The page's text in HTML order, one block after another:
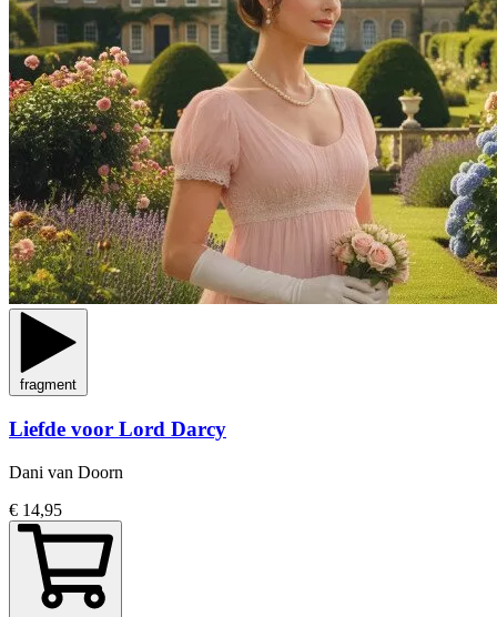
fragment
Liefde voor Lord Darcy
Dani van Doorn
€ 14,95